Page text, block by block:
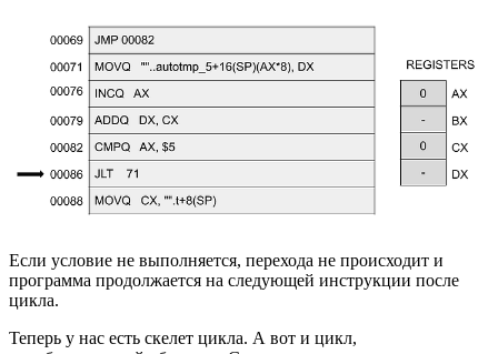
Если условие не выполняется, перехода не происходит и
программа продолжается на следующей инструкции после
цикла.
Теперь у нас есть скелет цикла. А вот и цикл,